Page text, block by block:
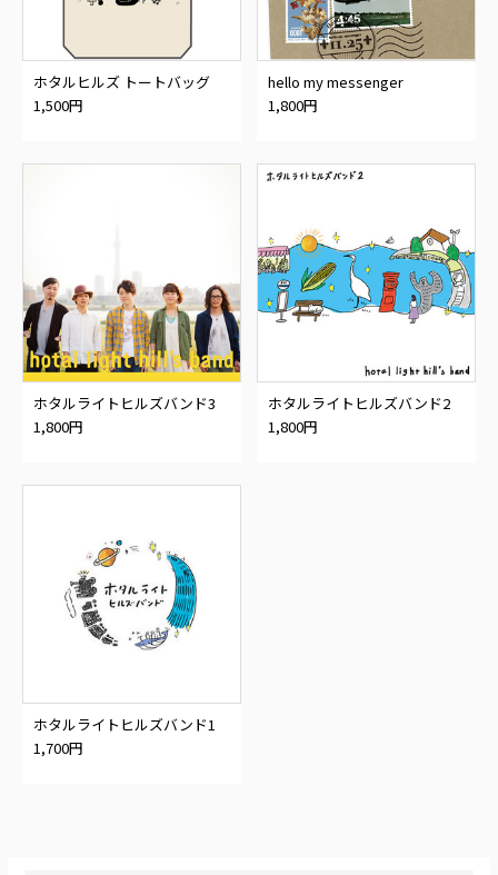
ホタルヒルズ トートバッグ
1,500円
hello my messenger
1,800円
ホタルライトヒルズバンド3
1,800円
ホタルライトヒルズバンド2
1,800円
ホタルライトヒルズバンド1
1,700円